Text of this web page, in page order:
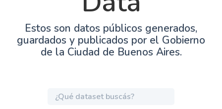
Estos son datos públicos generados,
guardados y publicados por el Gobierno
de la Ciudad de Buenos Aires.